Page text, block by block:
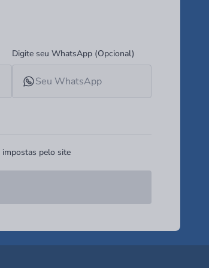
Digite seu WhatsApp (Opcional)
impostas pelo site